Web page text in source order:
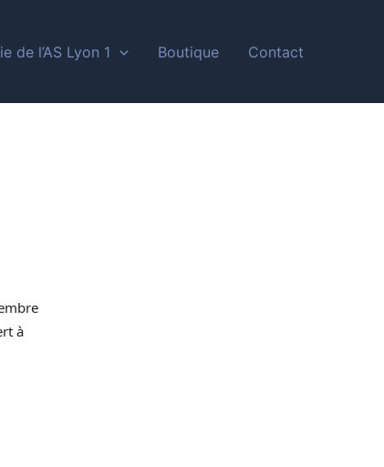
de l’AS Lyon 1 Boutique Contact
à